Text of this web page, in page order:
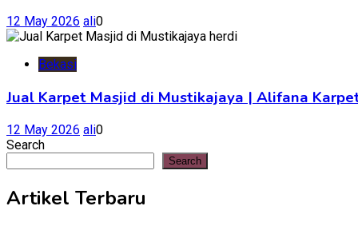
12 May 2026 ali0
Bekasi
Jual Karpet Masjid di Mustikajaya | Alifana
12 May 2026 ali0
Search
Search
Artikel Terbaru